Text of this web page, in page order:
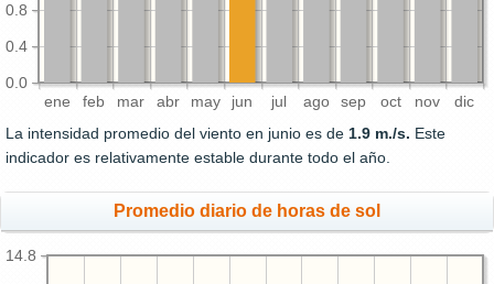
ene feb mar abr may jun jul ago sep oct nov dic
0.0
0.4
0.8
La intensidad promedio del viento en junio es de 1.9 m./s. Este
indicador es relativamente estable durante todo el año.
Promedio diario de horas de sol
14.8